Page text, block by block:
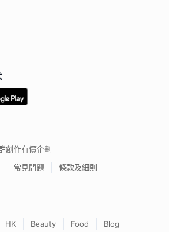
創作有價企劃
常見問題 條款及細則
HK Beauty Food Blog